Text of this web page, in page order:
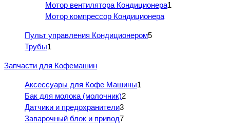
Мотор вентилятора Кондиционера1
Мотор компрессор Кондиционера
Пульт управления Кондиционером5
Трубы1
Запчасти для Кофемашин
Аксессуары для Кофе Машины1
Бак для молока (молочник)2
Датчики и предохранители3
Заварочный блок и привод7